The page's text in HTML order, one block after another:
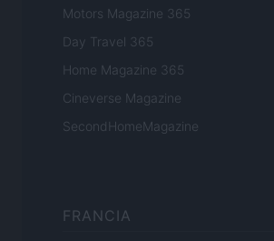
Motors Magazine 365
Day Travel 365
Home Magazine 365
Cineverse Magazine
SecondHomeMagazine
FRANCIA